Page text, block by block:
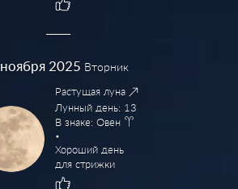
ноября 2025 Вторник
Растущая луна
Лунный день: 13
В знаке: Овен
Хороший день
для стрижки